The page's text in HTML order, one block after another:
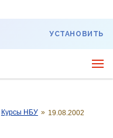
УСТАНОВИТЬ
Курсы НБУ » 19.08.2002